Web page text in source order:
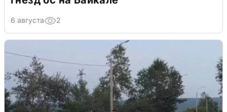
6 августа 2